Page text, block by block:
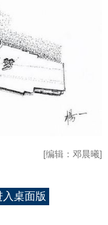
[编辑：邓晨曦]
入桌面版